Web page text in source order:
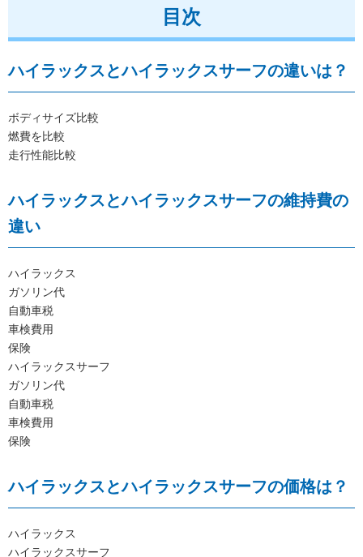
目次
ハイラックスとハイラックスサーフの違いは？
ボディサイズ比較
燃費を比較
走行性能比較
ハイラックスとハイラックスサーフの維持費の
違い
ハイラックス
ガソリン代
自動車税
車検費用
保険
ハイラックスサーフ
ガソリン代
自動車税
車検費用
保険
ハイラックスとハイラックスサーフの価格は？
ハイラックス
ハイラックスサーフ